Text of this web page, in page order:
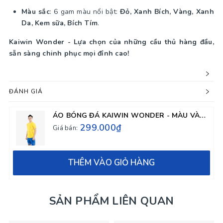
Màu sắc: 6 gam màu nổi bật:Đỏ, Xanh Bích, Vàng, Xanh
Da, Kem sữa, Bích Tím.
Kaiwin Wonder - Lựa chọn của những cầu thủ hàng đầu,
sẵn sàng chinh phục mọi đỉnh cao!
ĐÁNH GIÁ
ÁO BÓNG ĐÁ KAIWIN WONDER - MÀU VÀNG
Giá bán: 299.000₫
THÊM VÀO GIỎ HÀNG
SẢN PHẨM LIÊN QUAN